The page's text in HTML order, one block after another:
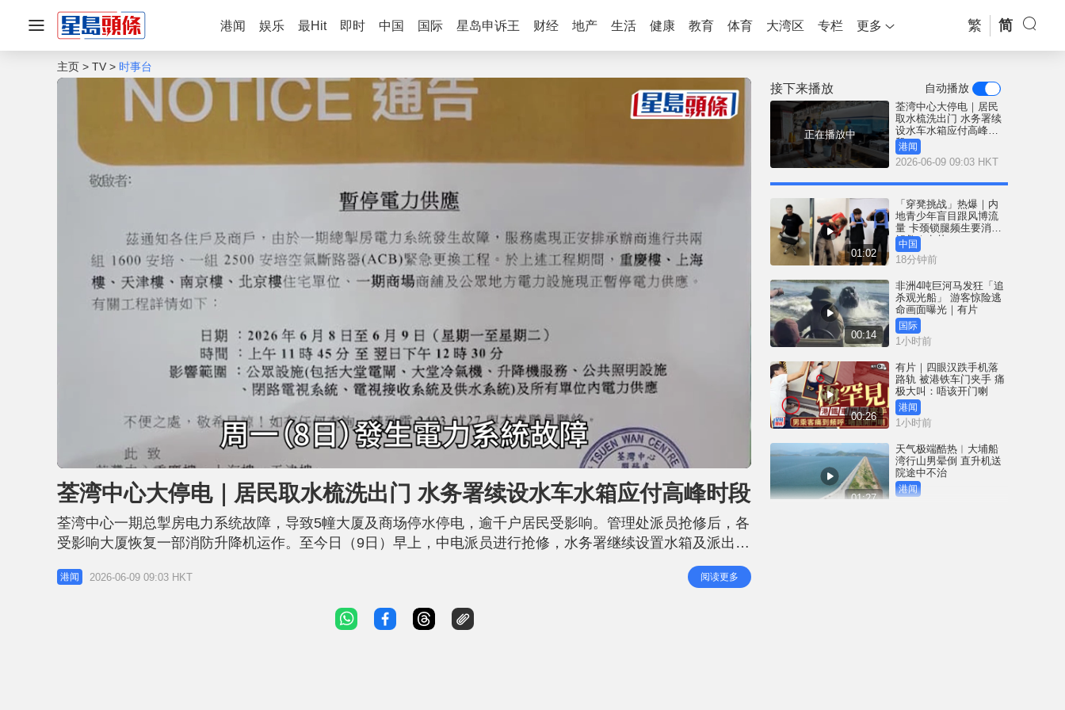
港闻 娱乐 最Hit 即时 中国 国际 星岛申诉王 财经 地产 生活 健康 教育 体育 大湾区 专栏 更多 繁 简
主页 TV 时事台
n
t
o
d
:
1
.
8
3
荃湾中心大停电｜居民取水梳洗出门 水务署续设水车水箱应付高峰时段
荃湾中心一期总掣房电力系统故障，导致5幢大厦及商场停水停电，逾千户居民受影响。管理处派员抢修后，各
受影响大厦恢复一部消防升降机运作。至今日（9日）早上，中电派员进行抢修，水务署继续设置水箱及派出水
车，为居民及商户提供临时食水，以应付早上市民取水高峰时段的需求。 相关新闻：荃湾中心一期大范围停电
近1000户居民受影响 食水咸水供应亦暂停 今早约8时，水务署在Facebook专页「滴惜仔」，更新荃湾
港闻 2026-06-09 09:03 HKT 阅读更多
接下来播放 自动播放
正在播放中
荃湾中心大停电｜居民
取水梳洗出门 水务署续
设水车水箱应付高峰时
段
港闻
2026-06-09 09:03 HKT
01:02
「穿凳挑战」热爆｜内
地青少年盲目跟风博流
量 卡颈锁腿频生要消防
解救｜有片
中国
18分钟前
00:14
非洲4吨巨河马发狂「追
杀观光船」 游客惊险逃
命画面曝光｜有片
国际
1小时前
00:26
有片｜四眼汉跌手机落
路轨 被港铁车门夹手 痛
极大叫：唔该开门喇
港闻
1小时前
01:27
天气极端酷热︱大埔船
湾行山男晕倒 直升机送
院途中不治
港闻